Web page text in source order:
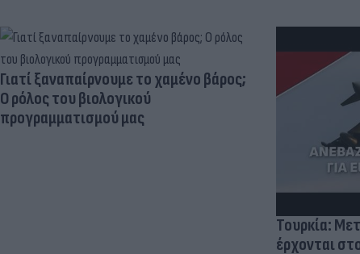
Γιατί ξαναπαίρνουμε το χαμένο βάρος;
Ο ρόλος του βιολογικού
προγραμματισμού μας
Τουρκία:
έρχονται